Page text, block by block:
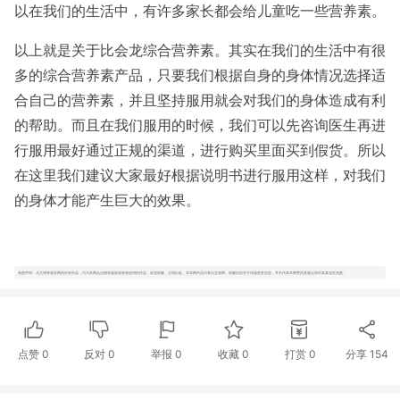
以在我们的生活中，有许多家长都会给儿童吃一些营养素。
以上就是关于比会龙综合营养素。其实在我们的生活中有很
多的综合营养素产品，只要我们根据自身的身体情况选择适
合自己的营养素，并且坚持服用就会对我们的身体造成有利
的帮助。而且在我们服用的时候，我们可以先咨询医生再进
行服用最好通过正规的渠道，进行购买里面买到假货。所以
在这里我们建议大家最好根据说明书进行服用这样，对我们
的身体才能产生巨大的效果。
免责声明：凡注明来源本网的所有作品，均为本网合法拥有版权或有权使用的作品，欢迎转载，注明出处。非本网作品均来自互联网，转载目的在于传递更多信息，并不代表本网赞同其观点和对其真实性负责。
点赞 0 反对0 举报 0 收藏 0 打赏 0 分享 154